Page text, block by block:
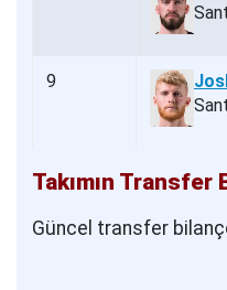
9
Takımın Transfer
Güncel transfer